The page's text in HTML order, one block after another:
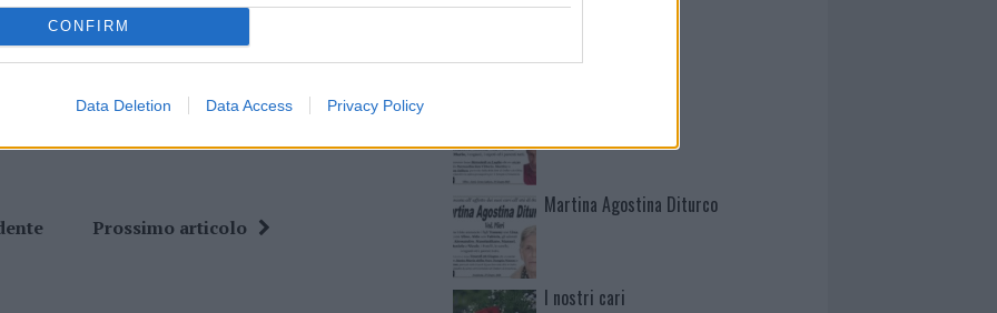
CONFIRM
Data Deletion Data Access Privacy Policy
news daGoogle News
Prossimo articolo
Mario Malu
Martina Agostina Diturco
I nostri cari